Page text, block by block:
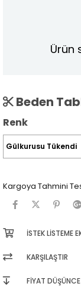
Ürün
Beden
Renk
Kargoya Tahmini
İSTEK LISTEME
KARŞILAŞTIR
FIYAT DÜŞÜNCE